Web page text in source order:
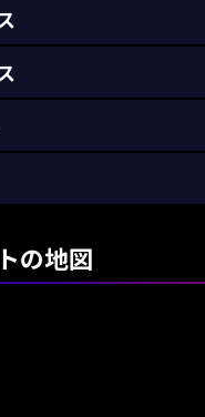
の地図